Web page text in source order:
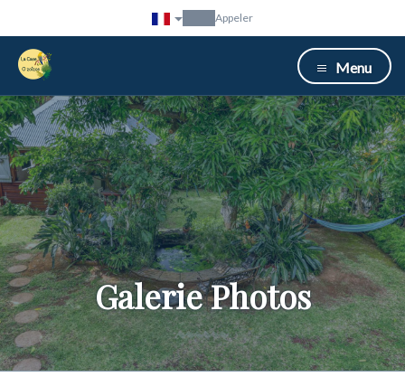
Appeler
Menu
Galerie Photos